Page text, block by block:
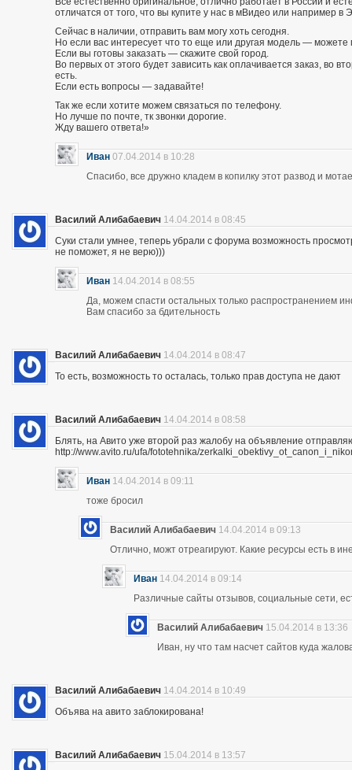
отличатся от того, что вы купите у нас в мВидео или например в
Сейчас в наличии, отправить вам могу хоть сегодня.
Но если вас интересует что то еще или другая модель —
Если вы готовы заказать — скажите свой город.
Во первых от этого будет зависить как оплачивается заказ, во
есть.
Если есть вопросы — задавайте!
Так же если хотите можем связаться по телефону.
Но лучше по почте, тк звонки дорогие.
Жду вашего ответа!»
Иван 07.04.2014 в 10:28
Спасибо, все дружно кладем в копилку этот развод и
Василий Алибабаевич 14.04.2014 в 08:45
Суки стали умнее, теперь убрали с форума возможность
не поможет, я не верю)))
Иван 14.04.2014 в 08:55
Да, можем спасти остальных только распространением
Вам спасибо за бдительность
Василий Алибабаевич 14.04.2014 в 08:47
То есть, возможность то осталась, только прав доступа не дают
Василий Алибабаевич 14.04.2014 в 08:58
Блять, на Авито уже второй раз жалобу на объявление
http://www.avito.ru/ufa/fototehnika/
Иван 14.04.2014 в 09:11
тоже бросил
Василий Алибабаевич 14.04.2014 в 09:13
Отлично, можт отреагируют. Какие ресурсы есть в
Иван 14.04.2014 в 09:14
Различные сайты отзывов, социальные сети,
Василий Алибабаевич 15.04.2014 в 13:36
Иван, ну что там насчет сайтов куда
Василий Алибабаевич 14.04.2014 в 10:49
Объява на авито заблокирована!
Василий Алибабаевич 15.04.2014 в 13:57